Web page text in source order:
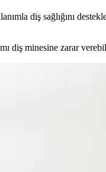
diş sağlığını
diş minesine zarar